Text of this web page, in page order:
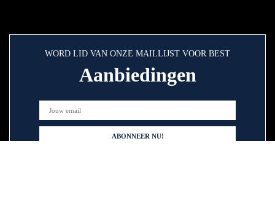
WORD LID VAN ONZE MAILLIJST VOOR BEST
Aanbiedingen